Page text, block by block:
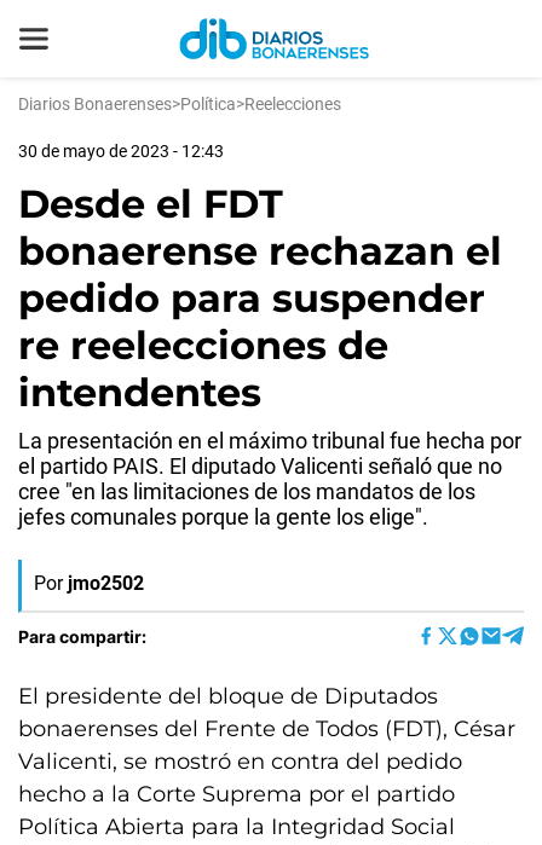
Diarios Bonaerenses>Política>Reelecciones
30 de mayo de 2023 - 12:43
Desde el FDT
bonaerense rechazan el
pedido para suspender
re reelecciones de
intendentes
La presentación en el máximo tribunal fue hecha por
el partido PAIS. El diputado Valicenti señaló que no
cree "en las limitaciones de los mandatos de los
jefes comunales porque la gente los elige".
Por jmo2502
Para compartir:
El presidente del bloque de Diputados
bonaerenses del Frente de Todos (FDT), César
Valicenti, se mostró en contra del pedido
hecho a la Corte Suprema por el partido
Política Abierta para la Integridad Social